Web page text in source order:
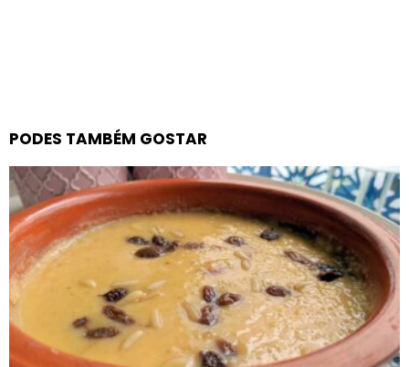
PODES TAMBÉM GOSTAR